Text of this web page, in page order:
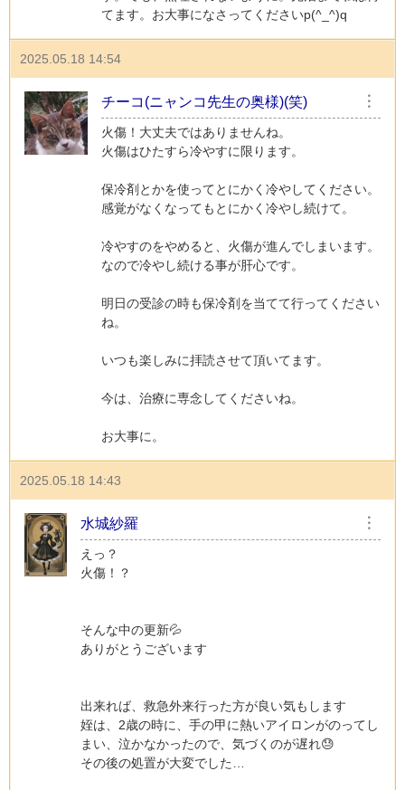
てます。お大事になさってくださいp(^_^)q
2025.05.18 14:54
チーコ(ニャンコ先生の奥様)(笑) ︙
火傷！大丈夫ではありませんね。
火傷はひたすら冷やすに限ります。
保冷剤とかを使ってとにかく冷やしてください。
感覚がなくなってもとにかく冷やし続けて。
冷やすのをやめると、火傷が進んでしまいます。
なので冷やし続ける事が肝心です。
明日の受診の時も保冷剤を当てて行ってください
ね。
いつも楽しみに拝読させて頂いてます。
今は、治療に専念してくださいね。
お大事に。
2025.05.18 14:43
水城紗羅 ︙
えっ？
火傷！？
そんな中の更新💦
ありがとうございます
出来れば、救急外来行った方が良い気もします
姪は、2歳の時に、手の甲に熱いアイロンがのってし
まい、泣かなかったので、気づくのが遅れ😓
その後の処置が大変でした…